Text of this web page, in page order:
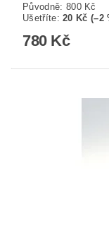
Původně: 800 Kč
Ušetříte:20 Kč (–2
780 Kč